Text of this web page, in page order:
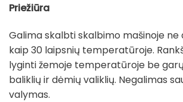
Priežiūra
Galima skalbti skalbimo mašinoje ne
kaip 30 laipsnių temperatūroje.
lyginti žemoje temperatūroje be
baliklių ir dėmių valiklių. Negalimas
valymas.